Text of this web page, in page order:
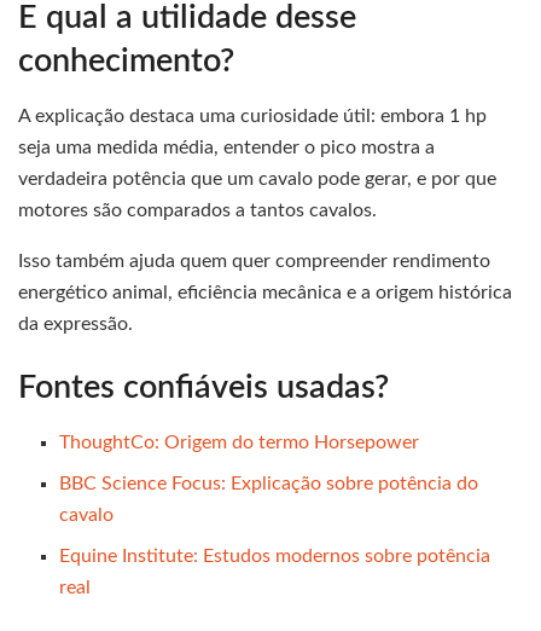
E qual a utilidade desse
conhecimento?
A explicação destaca uma curiosidade útil: embora 1 hp
seja uma medida média, entender o pico mostra a
verdadeira potência que um cavalo pode gerar, e por que
motores são comparados a tantos cavalos.
Isso também ajuda quem quer compreender rendimento
energético animal, eficiência mecânica e a origem histórica
da expressão.
Fontes confiáveis usadas?
ThoughtCo: Origem do termo Horsepower
BBC Science Focus: Explicação sobre potência do
cavalo
Equine Institute: Estudos modernos sobre potência
real